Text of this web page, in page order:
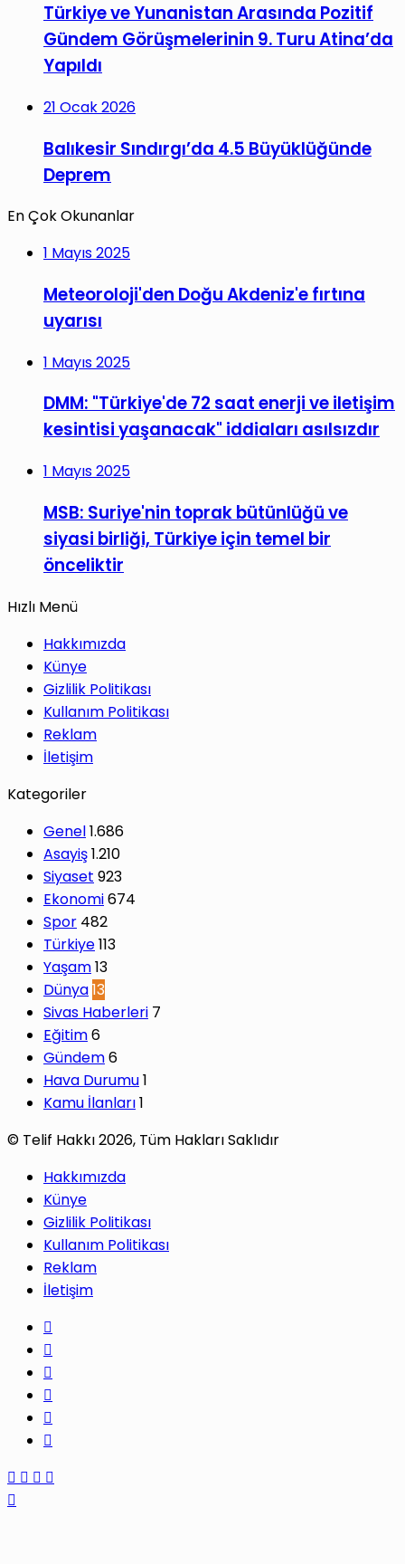
Türkiye ve Yunanistan Arasında Pozitif
Gündem Görüşmelerinin 9. Turu Atina’da
Yapıldı
21 Ocak 2026
Balıkesir Sındırgı’da 4.5 Büyüklüğünde
Deprem
En Çok Okunanlar
1 Mayıs 2025
Meteoroloji'den Doğu Akdeniz'e fırtına
uyarısı
1 Mayıs 2025
DMM: "Türkiye'de 72 saat enerji ve iletişim
kesintisi yaşanacak" iddiaları asılsızdır
1 Mayıs 2025
MSB: Suriye'nin toprak bütünlüğü ve
siyasi birliği, Türkiye için temel bir
önceliktir
Hızlı Menü
Hakkımızda
Künye
Gizlilik Politikası
Kullanım Politikası
Reklam
İletişim
Kategoriler
Genel1.686
Asayiş1.210
Siyaset 923
Ekonomi674
Spor 482
Türkiye113
Yaşam13
Dünya13
Sivas Haberleri 7
Eğitim6
Gündem6
Hava Durumu1
Kamu İlanları1
© Telif Hakkı 2026, Tüm Hakları Saklıdır
Hakkımızda
Künye
Gizlilik Politikası
Kullanım Politikası
Reklam
İletişim
Facebook
X WhatsApp